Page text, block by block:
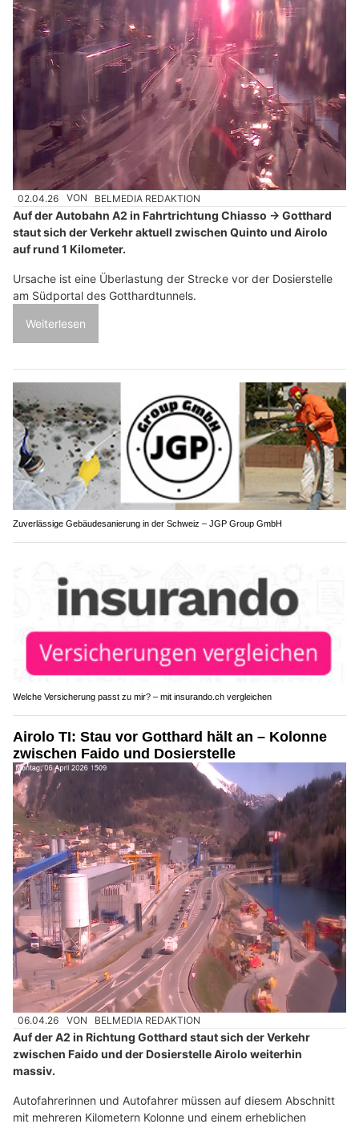
02.04.26 VON BELMEDIA REDAKTION
Auf der Autobahn A2 in Fahrtrichtung Chiasso → Gotthard
staut sich der Verkehr aktuell zwischen Quinto und Airolo
auf rund 1 Kilometer.
Ursache ist eine Überlastung der Strecke vor der Dosierstelle
am Südportal des Gotthardtunnels.
Weiterlesen
Zuverlässige Gebäudesanierung in der Schweiz – JGP Group GmbH
Welche Versicherung passt zu mir? – mit insurando.ch vergleichen
Airolo TI: Stau vor Gotthard hält an – Kolonne
zwischen Faido und Dosierstelle
06.04.26 VON BELMEDIA REDAKTION
Auf der A2 in Richtung Gotthard staut sich der Verkehr
zwischen Faido und der Dosierstelle Airolo weiterhin
massiv.
Autofahrerinnen und Autofahrer müssen auf diesem Abschnitt
mit mehreren Kilometern Kolonne und einem erheblichen